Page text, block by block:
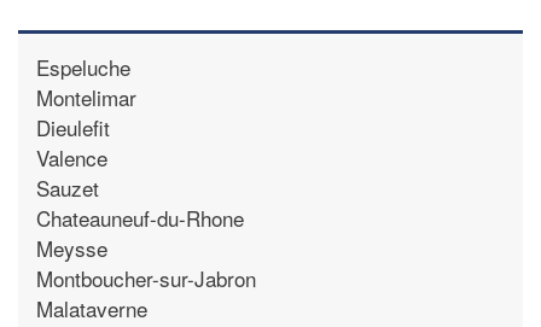
Espeluche
Montelimar
Dieulefit
Valence
Sauzet
Chateauneuf-du-Rhone
Meysse
Montboucher-sur-Jabron
Malataverne